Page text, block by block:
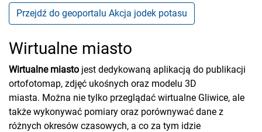
Przejdź do geoportalu Akcja jodek potasu
Wirtualne miasto
Wirtualne miasto jest dedykowaną aplikacją do publikacji
ortofotomap, zdjęć ukośnych oraz modelu 3D
miasta. Można nie tylko przeglądać wirtualne Gliwice, ale
także wykonywać pomiary oraz porównywać dane z
różnych okresów czasowych, a co za tym idzie